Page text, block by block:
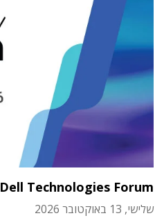
Dell Technologies Forum
שלישי, 13 באוקטובר 2026